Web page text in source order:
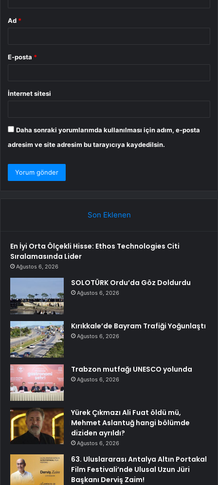
Ad *
E-posta *
İnternet sitesi
Daha sonraki yorumlarımda kullanılması için adım, e-posta
adresim ve site adresim bu tarayıcıya kaydedilsin.
Son Eklenen
En İyi Orta Ölçekli Hisse: Ethos Technologies Citi
Sıralamasında Lider
Ağustos 6, 2026
SOLOTÜRK Ordu’da Göz Doldurdu
Ağustos 6, 2026
Kırıkkale’de Bayram Trafiği Yoğunlaştı
Ağustos 6, 2026
Trabzon mutfağı UNESCO yolunda
Ağustos 6, 2026
Yürek Çıkmazı Ali Fuat öldü mü,
Mehmet Aslantuğ hangi bölümde
diziden ayrıldı?
Ağustos 6, 2026
63. Uluslararası Antalya Altın Portakal
Film Festivali’nde Ulusal Uzun Jüri
Başkanı Derviş Zaim!